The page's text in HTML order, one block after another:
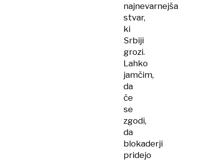
najnevarnejša
stvar,
ki
Srbiji
grozi.
Lahko
jamčim,
da
če
se
zgodi,
da
blokaderji
pridejo